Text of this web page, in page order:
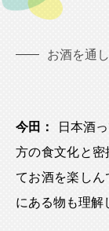
お酒を通
今田：
日本酒
方の食文化と
てお酒を楽し
にある物も理解